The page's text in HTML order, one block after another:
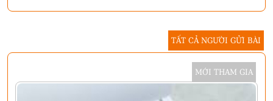
TẤT CẢ NGƯỜI GỬI BÀI
MỚI THAM GIA